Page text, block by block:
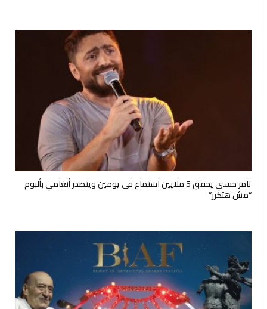
تامر حسني يحقق 5 ملايين استماع في يومين ويتصدر أنغامي بألبوم
“مش هتكرر”